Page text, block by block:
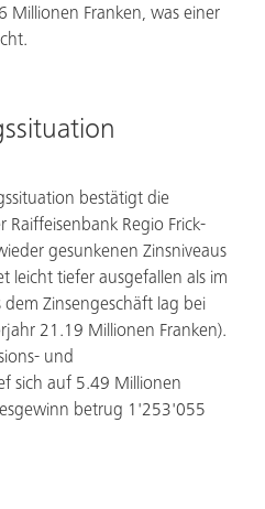
Millionen Franken, was einer
bestätigt die
Raiffeisenbank Regio Frick-
gesunkenen Zinsniveaus
leicht tiefer ausgefallen als im
Zinsengeschäft lag bei
21.19 Millionen Franken).
und
sich auf 5.49 Millionen
betrug 1'253'055